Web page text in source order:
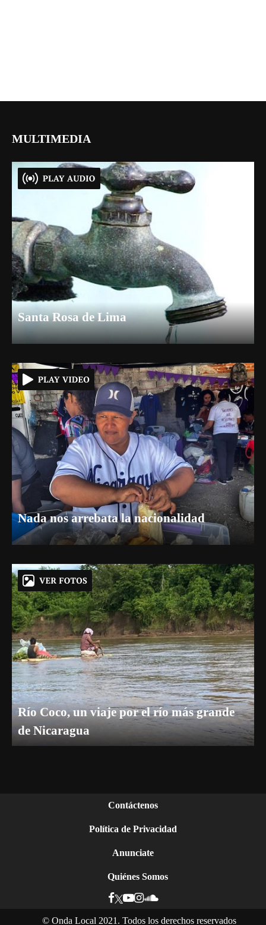
MULTIMEDIA
Santa Rosa de Lima
Nada nos arrebata la nacionalidad
Río Coco, un viaje por el río más grande
de Nicaragua
Contáctenos
Política de Privacidad
Anunciate
Quiénes Somos
© Onda Local 2021. Todos los derechos reservados